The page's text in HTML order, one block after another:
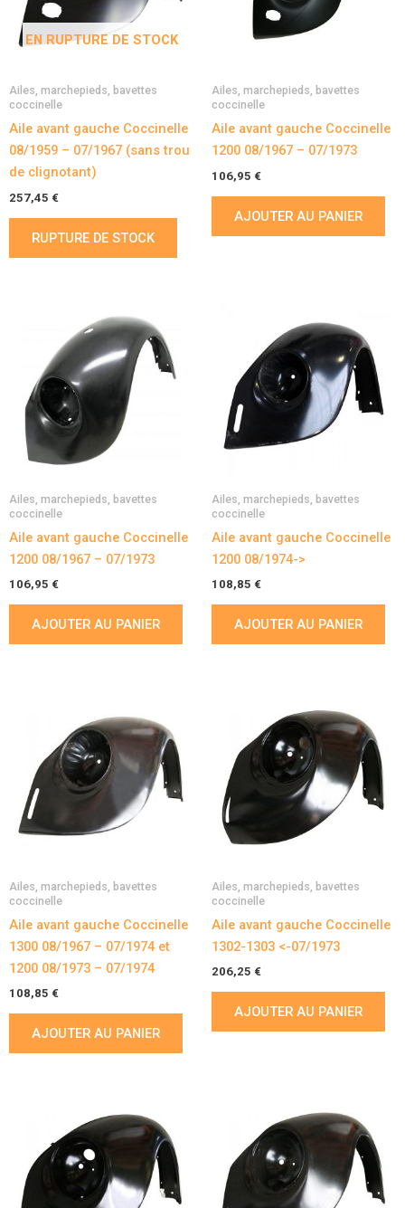
EN RUPTURE DE STOCK
Ailes, marchepieds, bavettes
coccinelle
Aile avant gauche Coccinelle
08/1959 – 07/1967 (sans trou
de clignotant)
257,45 €
RUPTURE DE STOCK
Ailes, marchepieds, bavettes
coccinelle
Aile avant gauche Coccinelle
1200 08/1967 – 07/1973
106,95 €
AJOUTER AU PANIER
Ailes, marchepieds, bavettes
coccinelle
Aile avant gauche Coccinelle
1200 08/1967 – 07/1973
106,95 €
AJOUTER AU PANIER
Ailes, marchepieds, bavettes
coccinelle
Aile avant gauche Coccinelle
1200 08/1974->
108,85 €
AJOUTER AU PANIER
Ailes, marchepieds, bavettes
coccinelle
Aile avant gauche Coccinelle
1300 08/1967 – 07/1974 et
1200 08/1973 – 07/1974
108,85 €
AJOUTER AU PANIER
Ailes, marchepieds, bavettes
coccinelle
Aile avant gauche Coccinelle
1302-1303 <-07/1973
206,25 €
AJOUTER AU PANIER